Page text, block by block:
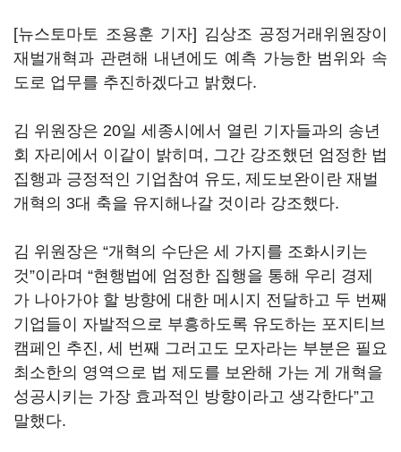
[뉴스토마토 조용훈 기자] 김상조 공정거래위원장이
재벌개혁과 관련해 내년에도 예측 가능한 범위와 속
도로 업무를 추진하겠다고 밝혔다.
김 위원장은 20일 세종시에서 열린 기자들과의 송년
회 자리에서 이같이 밝히며, 그간 강조했던 엄정한 법
집행과 긍정적인 기업참여 유도, 제도보완이란 재벌
개혁의 3대 축을 유지해나갈 것이라 강조했다.
김 위원장은 “개혁의 수단은 세 가지를 조화시키는
것”이라며 “현행법에 엄정한 집행을 통해 우리 경제
가 나아가야 할 방향에 대한 메시지 전달하고 두 번째
기업들이 자발적으로 부흥하도록 유도하는 포지티브
캠페인 추진, 세 번째 그러고도 모자라는 부분은 필요
최소한의 영역으로 법 제도를 보완해 가는 게 개혁을
성공시키는 가장 효과적인 방향이라고 생각한다”고
말했다.